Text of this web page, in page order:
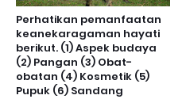
Perhatikan pemanfaatan
keanekaragaman hayati
berikut. (1) Aspek budaya
(2) Pangan (3) Obat-
obatan (4) Kosmetik (5)
Pupuk (6) Sandang